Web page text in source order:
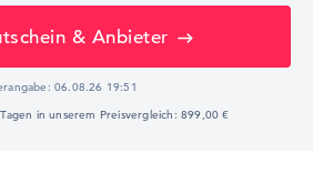
& Anbieter
06.08.26 19:51
in unserem Preisvergleich: 899,00 €